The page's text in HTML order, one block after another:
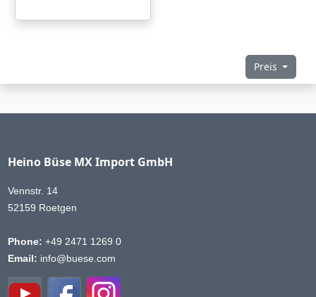
Preis
Heino Büse MX Import GmbH
Vennstr. 14
52159 Roetgen
Phone: +49 2471 1269 0
Email: info@buese.com